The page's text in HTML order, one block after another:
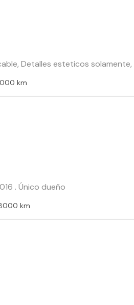
Detalles esteticos solamente,
km
. Único dueño
km